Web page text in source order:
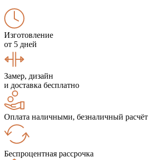
Изготовление
от 5 дней
Замер, дизайн
и доставка бесплатно
Оплата наличными, безналичный расчёт
Беспроцентная рассрочка